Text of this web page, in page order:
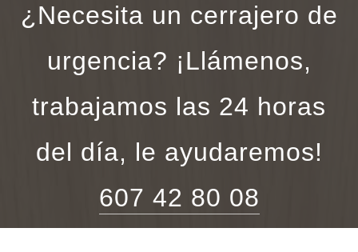
¿Necesita un cerrajero de
urgencia? ¡Llámenos,
trabajamos las 24 horas
del día, le ayudaremos!
607 42 80 08